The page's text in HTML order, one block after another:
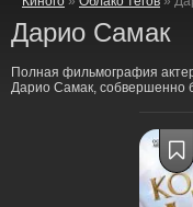
Дарио Самак
Полная фильмография
Дарио Самак, собвершенно